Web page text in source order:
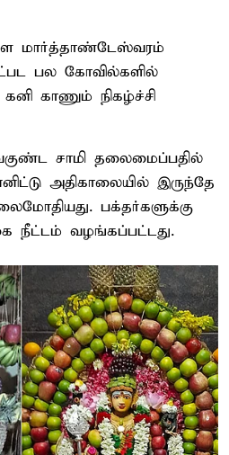
மார்த்தாண்டேஸ்வரம்
பல கோவில்களில்
காணும் நிகழ்ச்சி
சாமி தலைமைப்பதில்
அதிகாலையில் இருந்தே
பக்தர்களுக்கு
நீட்டம் வழங்கப்பட்டது.